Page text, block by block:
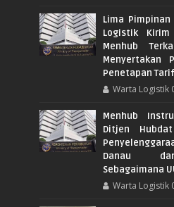
Lima
Logistik
Menhub
Menyertakan
Penetapan
Warta Logistik
Menhub
Ditjen
Danau
Sebagaimana
Warta Logistik